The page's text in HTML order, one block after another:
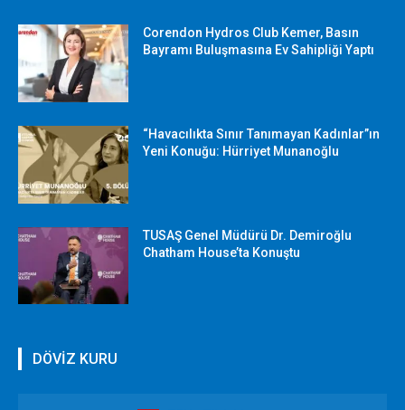
Corendon Hydros Club Kemer, Basın
Bayramı Buluşmasına Ev Sahipliği Yaptı
“Havacılıkta Sınır Tanımayan Kadınlar”ın
Yeni Konuğu: Hürriyet Munanoğlu
TUSAŞ Genel Müdürü Dr. Demiroğlu
Chatham House’ta Konuştu
DÖVİZ KURU